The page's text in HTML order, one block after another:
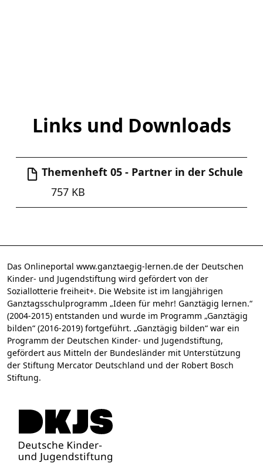
Links und Downloads
Themenheft 05 - Partner in der Schule
757 KB
Das Onlineportal www.ganztaegig-lernen.de der Deutschen
Kinder- und Jugendstiftung wird gefördert von der
Soziallotterie freiheit+. Die Website ist im langjährigen
Ganztagsschulprogramm „Ideen für mehr! Ganztägig lernen.“
(2004-2015) entstanden und wurde im Programm „Ganztägig
bilden“ (2016-2019) fortgeführt. „Ganztägig bilden“ war ein
Programm der Deutschen Kinder- und Jugendstiftung,
gefördert aus Mitteln der Bundesländer mit Unterstützung
der Stiftung Mercator Deutschland und der Robert Bosch
Stiftung.